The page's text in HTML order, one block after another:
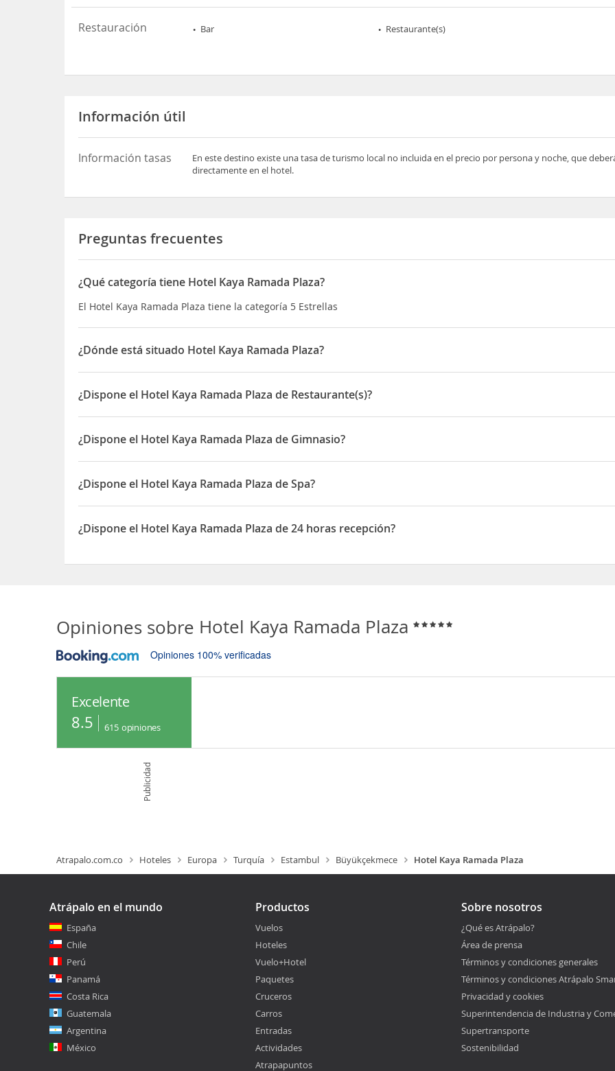
Restauración Bar Restaurante(s)
Información útil
Información tasas
En este destino existe una tasa de turismo local no incluida en el precio por persona y noche, que
directamente en el hotel.
Preguntas frecuentes
¿Qué categoría tiene Hotel Kaya Ramada Plaza?
El Hotel Kaya Ramada Plaza tiene la categoría 5 Estrellas
¿Dónde está situado Hotel Kaya Ramada Plaza?
El Hotel Kaya Ramada Plaza está situado en E-5 Otoyolu Tuyap Yani Beylikduzu
¿Dispone el Hotel Kaya Ramada Plaza de Restaurante(s)?
Sí, el Hotel Kaya Ramada Plaza dispone de Restaurante(s)
¿Dispone el Hotel Kaya Ramada Plaza de Gimnasio?
Sí, el Hotel Kaya Ramada Plaza dispone de Gimnasio
¿Dispone el Hotel Kaya Ramada Plaza de Spa?
Sí, el Hotel Kaya Ramada Plaza dispone de Spa
¿Dispone el Hotel Kaya Ramada Plaza de 24 horas recepción?
Opiniones sobre Hotel Kaya Ramada Plaza
Opiniones 100% verificadas
Excelente
8.5 615 opiniones
Publicidad
Atrapalo.com.co Hoteles Europa Turquía Estambul Büyükçekmece Hotel Kaya Ramada Plaza
Atrápalo en el mundo
España
Chile
Perú
Panamá
Costa Rica
Guatemala
Argentina
México
Productos
Vuelos
Hoteles
Vuelo+Hotel
Paquetes
Cruceros
Carros
Entradas
Actividades
Atrapapuntos
Sobre nosotros
¿Qué es Atrápalo?
Área de prensa
Términos y condiciones generales
Términos y condiciones Atrápalo
Privacidad y cookies
Superintendencia de Industria y
Supertransporte
Sostenibilidad